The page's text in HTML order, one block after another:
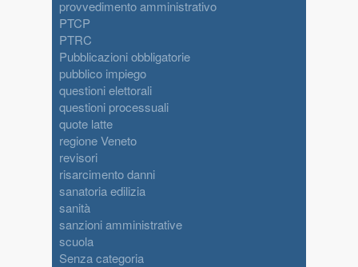
provvedimento amministrativo
PTCP
PTRC
Pubblicazioni obbligatorie
pubblico impiego
questioni elettorali
questioni processuali
quote latte
regione Veneto
revisori
risarcimento danni
sanatoria edilizia
sanità
sanzioni amministrative
scuola
Senza categoria